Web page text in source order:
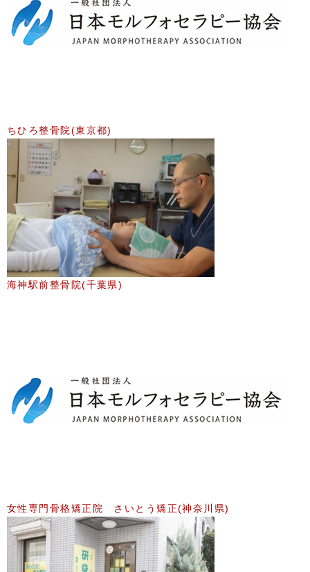
ちひろ整骨院(東京都)
海神駅前整骨院(千葉県)
女性専門骨格矯正院 さいとう矯正(神奈川県)